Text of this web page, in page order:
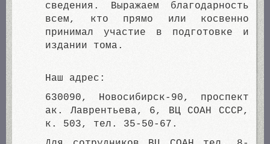
сведения. Выражаем благодарность
всем, кто прямо или косвенно
принимал участие в подготовке и
издании тома.
Наш адрес:
630090, Новосибирск-90, проспект
ак. Лаврентьева, 6, ВЦ СОАН СССР,
к. 503, тел. 35-50-67.